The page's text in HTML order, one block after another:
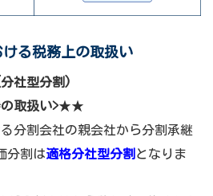
る税務上の取扱い
社型分割)
取扱い>★★
分割会社の親会社から分割承継
分割は適格分社型分割 となりま